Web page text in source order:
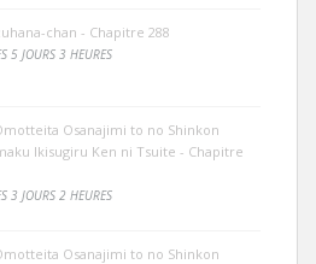
chan - Chapitre 288
5 JOURS 3 HEURES
Osanajimi to no Shinkon
Ikisugiru Ken ni Tsuite - Chapitre
3 JOURS 2 HEURES
Osanajimi to no Shinkon